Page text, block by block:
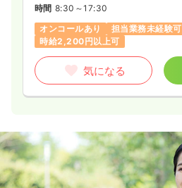
時間 8:30～17:30
オンコールあり
担当業務未経験可
時給2,200円以上可
気になる